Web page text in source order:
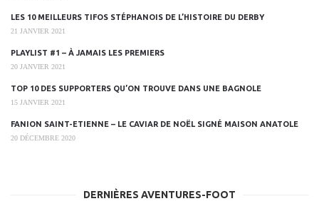
LES 10 MEILLEURS TIFOS STÉPHANOIS DE L’HISTOIRE DU DERBY
21 JANVIER 2021
PLAYLIST #1 – À JAMAIS LES PREMIERS
20 JANVIER 2021
TOP 10 DES SUPPORTERS QU’ON TROUVE DANS UNE BAGNOLE
15 JANVIER 2021
FANION SAINT-ETIENNE – LE CAVIAR DE NOËL SIGNÉ MAISON ANATOLE
20 DÉCEMBRE 2020
DERNIÈRES AVENTURES-FOOT